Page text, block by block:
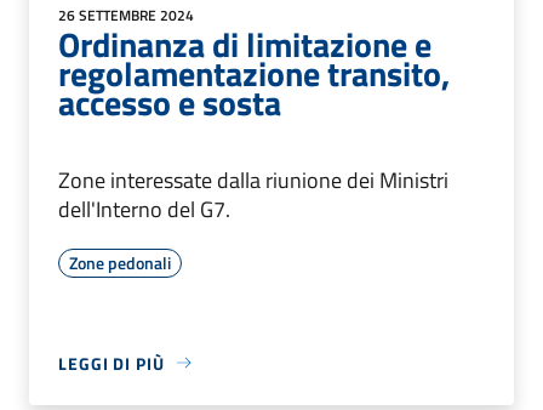
26 SETTEMBRE 2024
Ordinanza di limitazione e
regolamentazione transito,
accesso e sosta
Zone interessate dalla riunione dei Ministri
dell'Interno del G7.
Zone pedonali
LEGGI DI PIÙ